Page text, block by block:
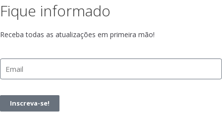
Fique informado
Receba todas as atualizações em primeira mão!
Inscreva-se!